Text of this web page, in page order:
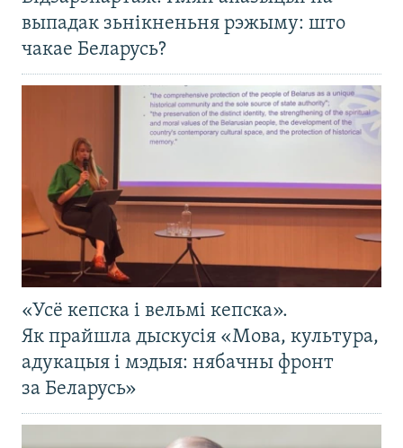
выпадак зьнікненьня рэжыму: што
чакае Беларусь?
«Усё кепска і вельмі кепска».
Як прайшла дыскусія «Мова, культура,
адукацыя і мэдыя: нябачны фронт
за Беларусь»